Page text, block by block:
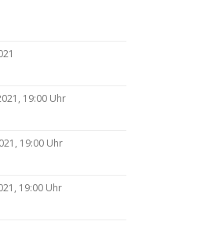
19:00 Uhr
19:00 Uhr
19:00 Uhr